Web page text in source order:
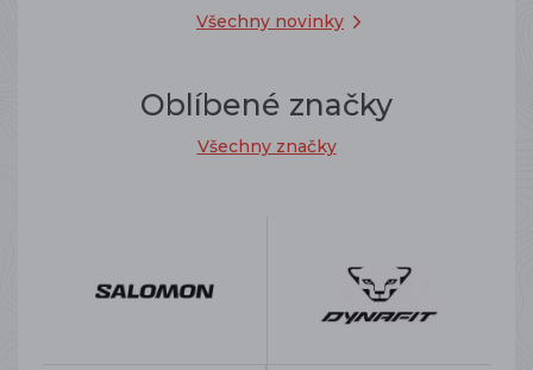
Všechny novinky
Oblíbené značky
Všechny značky